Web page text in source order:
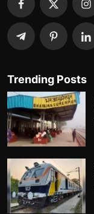
Trending Posts